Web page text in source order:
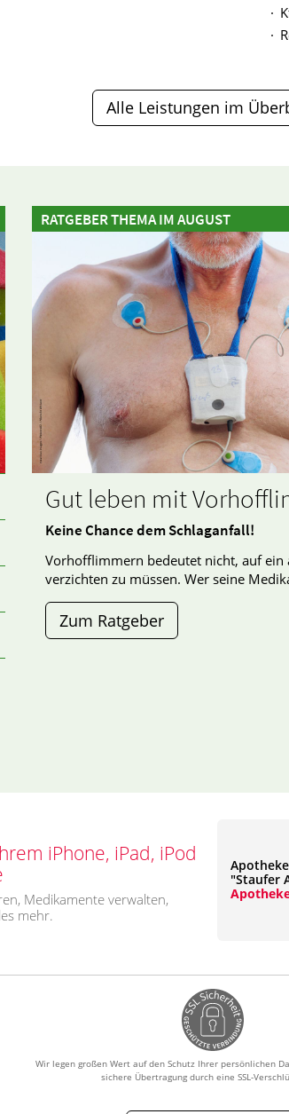
Alle Leistungen im
RATGEBER THEMA IM AUGUST
Gut leben mit
Keine Chance dem Schlaganfall!
Vorhofflimmern bedeutet nicht, auf ein
verzichten zu müssen. Wer seine
Zum Ratgeber
iPhone, iPad, iPod
Medikamente verwalten,
mehr.
"Staufer
Wir legen großen Wert auf den Schutz Ihrer persönlichen
sichere Übertragung durch eine SSL-